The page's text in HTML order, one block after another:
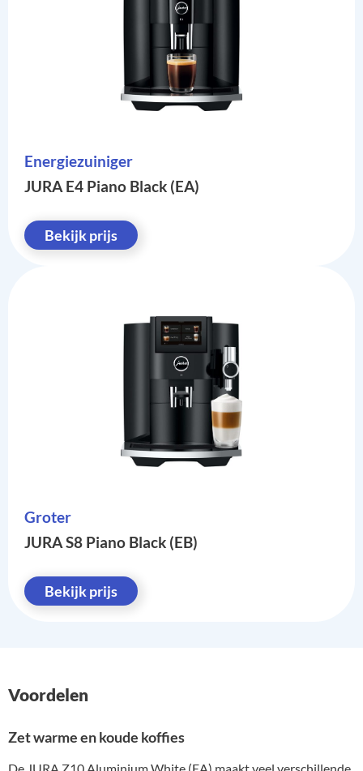
Energiezuiniger
JURA E4 Piano Black (EA)
Bekijk prijs
Groter
JURA S8 Piano Black (EB)
Bekijk prijs
Voordelen
Zet warme en koude koffies